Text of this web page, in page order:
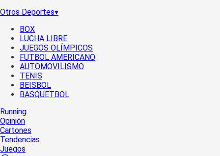
Otros Deportes▾
BOX
LUCHA LIBRE
JUEGOS OLÍMPICOS
FUTBOL AMERICANO
AUTOMOVILISMO
TENIS
BEISBOL
BASQUETBOL
Running
Opinión
Cartones
Tendencias
Juegos